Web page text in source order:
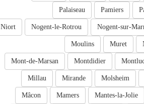
Pamiers
Palaiseau
Nogent-sur-
Nogent-le-Rotrou
Niort
Muret
Moulins
Montdidier
Mont-de-Marsan
Molsheim
Mirande
Millau
Mantes-la-Jolie
Mamers
Mâcon